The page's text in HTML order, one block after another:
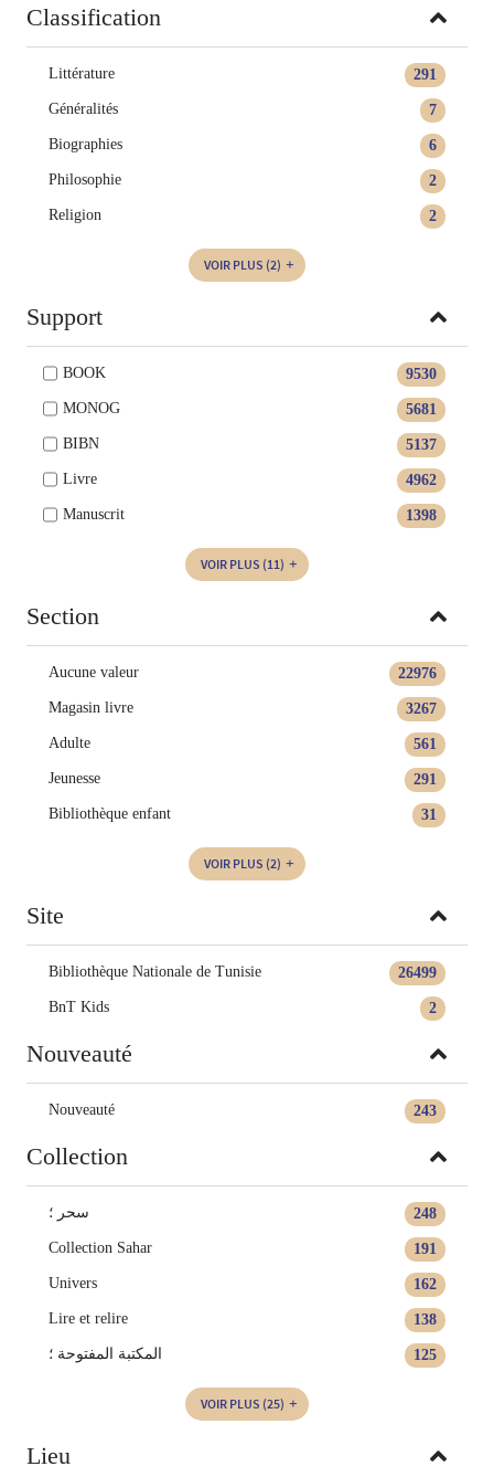
Classification
291
Littérature
7
Généralités
6
Biographies
2
Philosophie
2
Religion
VOIR PLUS (2)
Support
9530
BOOK
5681
MONOG
5137
BIBN
4962
Livre
1398
Manuscrit
VOIR PLUS (11)
Section
22976
Aucune valeur
3267
Magasin livre
561
Adulte
291
Jeunesse
31
Bibliothèque enfant
VOIR PLUS (2)
Site
26499
Bibliothèque Nationale de Tunisie
2
BnT Kids
Nouveauté
243
Nouveauté
Collection
248 سحر ؛
191
Collection Sahar
162
Univers
138
Lire et relire
125 المكتبة المفتوحة ؛
VOIR PLUS (25)
Lieu